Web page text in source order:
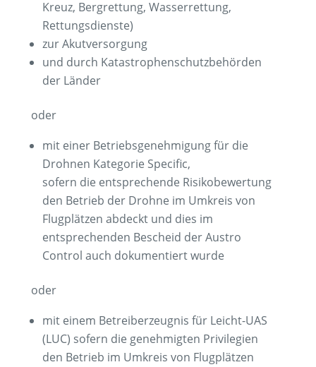
Kreuz, Bergrettung, Wasserrettung,
Rettungsdienste)
zur Akutversorgung
und durch Katastrophenschutzbehörden
der Länder
oder
mit einer Betriebsgenehmigung für die
Drohnen Kategorie Specific,
sofern die entsprechende Risikobewertung
den Betrieb der Drohne im Umkreis von
Flugplätzen abdeckt und dies im
entsprechenden Bescheid der Austro
Control auch dokumentiert wurde
oder
mit einem Betreiberzeugnis für Leicht-UAS
(LUC) sofern die genehmigten Privilegien
den Betrieb im Umkreis von Flugplätzen